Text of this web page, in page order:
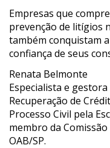
Empresas que
prevenção de litígios
também conquistam
confiança de seus
Renata Belmonte
Especialista e
Recuperação de
Processo Civil pela
membro da
OAB/SP.